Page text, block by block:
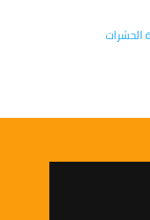
الحشرات